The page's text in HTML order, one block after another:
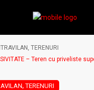
, TERENURI
– Teren cu priveliste
,TERENURI